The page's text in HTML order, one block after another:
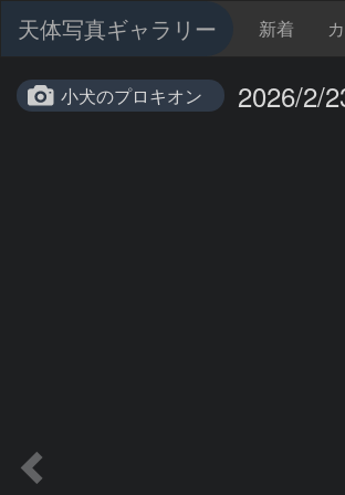
天体写真ギャラリー 新着
小犬のプロキオン 2026/2/